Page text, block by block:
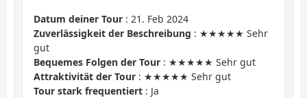
Datum deiner Tour : 21. Feb 2024
Zuverlässigkeit der Beschreibung : ★★★★★ Sehr
gut
Bequemes Folgen der Tour : ★★★★★ Sehr gut
Attraktivität der Tour : ★★★★★ Sehr gut
Tour stark frequentiert : Ja